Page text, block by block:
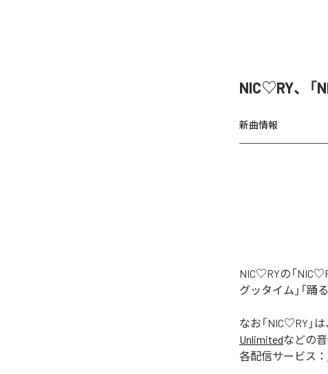
NIC♡RY、「
新曲情報
NIC♡RYの「
グッタイム」「踊
なお「NIC♡RY 」は
Unlimitedなどの
各配信サービス：